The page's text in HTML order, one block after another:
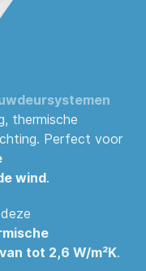
thermische
Perfect voor
wind.
tot 2,6 W/m²K.